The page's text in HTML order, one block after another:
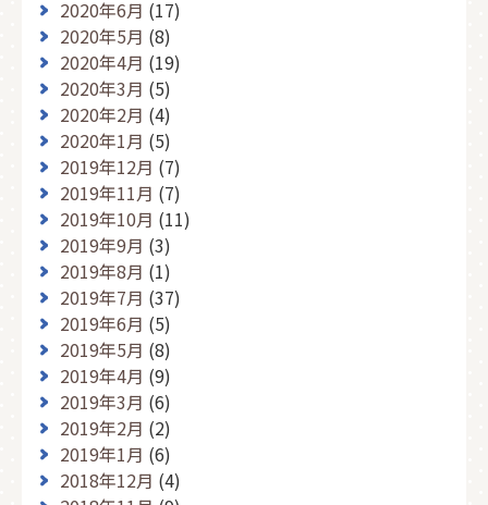
2020年6月 (17)
2020年5月 (8)
2020年4月 (19)
2020年3月 (5)
2020年2月 (4)
2020年1月 (5)
2019年12月 (7)
2019年11月 (7)
2019年10月 (11)
2019年9月 (3)
2019年8月 (1)
2019年7月 (37)
2019年6月 (5)
2019年5月 (8)
2019年4月 (9)
2019年3月 (6)
2019年2月 (2)
2019年1月 (6)
2018年12月 (4)